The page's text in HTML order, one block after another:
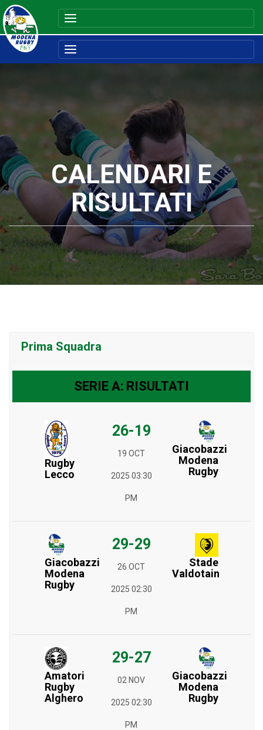
CALENDARI E
RISULTATI
Prima Squadra
SERIE A: RISULTATI
Rugby
Lecco
26-19
19 OCT
2025 03:30
PM
Giacobazzi
Modena
Rugby
Giacobazzi
Modena
Rugby
29-29
26 OCT
2025 02:30
PM
Stade
Valdotain
Amatori
Rugby
Alghero
29-27
02 NOV
2025 02:30
PM
Giacobazzi
Modena
Rugby